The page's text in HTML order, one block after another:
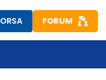
FORUM